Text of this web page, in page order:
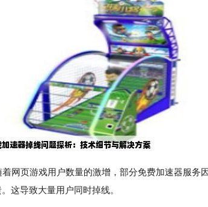
网页游戏用户数量的激增，部分免费加速器服务
这导致大量用户同时掉线。